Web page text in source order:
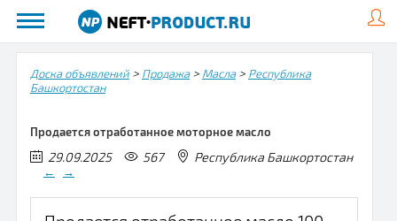
Доска объявлений> Продажа> Масла> Республика
Башкортостан
Продается отработанное моторное масло
29.09.2025 567 Республика Башкортостан
← →